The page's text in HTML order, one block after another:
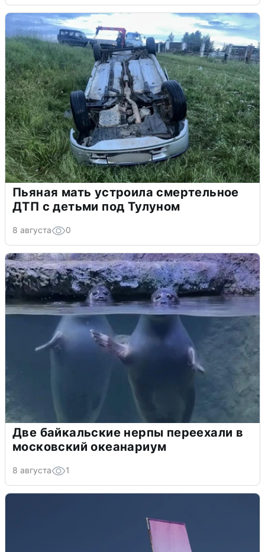
Пьяная мать устроила смертельное
ДТП с детьми под Тулуном
8 августа 0
Две байкальские нерпы переехали в
московский океанариум
8 августа 1